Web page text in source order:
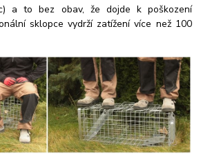
a to bez obav, že dojde k poškození
sklopce vydrží zatížení více než 100